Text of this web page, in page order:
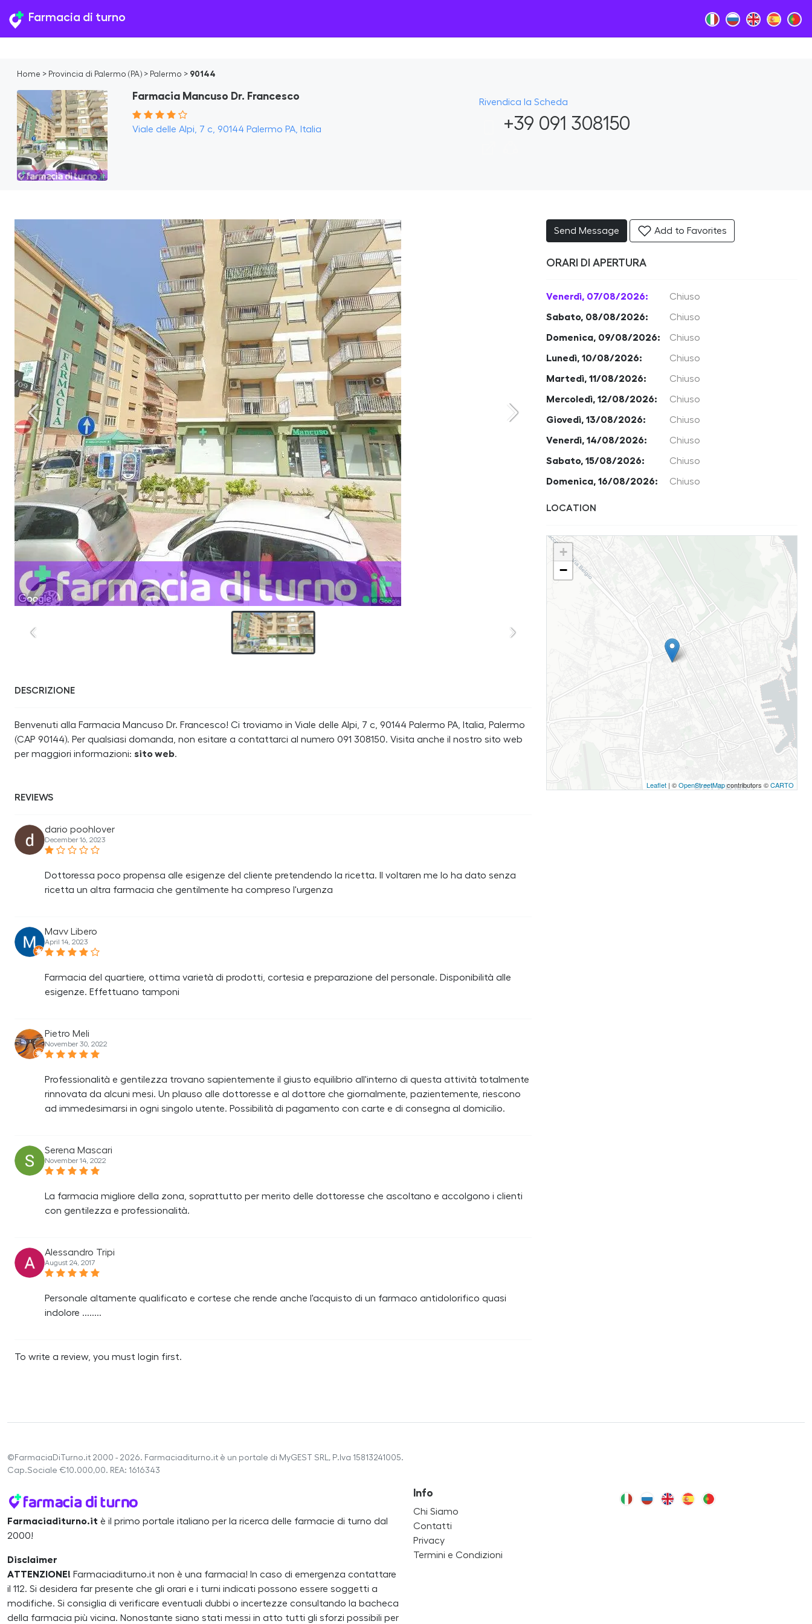
Farmacia di turno
Home > Provincia di Palermo (PA) > Palermo > 90144
Farmacia Mancuso Dr. Francesco
Viale delle Alpi, 7 c, 90144 Palermo PA, Italia
Rivendica la Scheda
+39 091 308150
DESCRIZIONE
Benvenuti alla Farmacia Mancuso Dr. Francesco! Ci troviamo in Viale delle Alpi, 7 c, 90144 Palermo PA, Italia, Palermo
(CAP 90144). Per qualsiasi domanda, non esitare a contattarci al numero 091 308150. Visita anche il nostro sito web
per maggiori informazioni: sito web.
REVIEWS
dario poohlover
December 16, 2023
Dottoressa poco propensa alle esigenze del cliente pretendendo la ricetta. Il voltaren me lo ha dato senza
ricetta un altra farmacia che gentilmente ha compreso l'urgenza
Mavv Libero
April 14, 2023
Farmacia del quartiere, ottima varietà di prodotti, cortesia e preparazione del personale. Disponibilità alle
esigenze. Effettuano tamponi
Pietro Meli
November 30, 2022
Professionalità e gentilezza trovano sapientemente il giusto equilibrio all'interno di questa attività totalmente
rinnovata da alcuni mesi. Un plauso alle dottoresse e al dottore che giornalmente, pazientemente, riescono
ad immedesimarsi in ogni singolo utente. Possibilità di pagamento con carte e di consegna al domicilio.
Serena Mascari
November 14, 2022
La farmacia migliore della zona, soprattutto per merito delle dottoresse che ascoltano e accolgono i clienti
con gentilezza e professionalità.
Alessandro Tripi
August 24, 2017
Personale altamente qualificato e cortese che rende anche l'acquisto di un farmaco antidolorifico quasi
indolore ........
To write a review, you must login first.
Send Message Add to Favorites
ORARI DI APERTURA
Venerdì, 07/08/2026: Chiuso
Sabato, 08/08/2026: Chiuso
Domenica, 09/08/2026: Chiuso
Lunedì, 10/08/2026: Chiuso
Martedì, 11/08/2026: Chiuso
Mercoledì, 12/08/2026: Chiuso
Giovedì, 13/08/2026: Chiuso
Venerdì, 14/08/2026: Chiuso
Sabato, 15/08/2026: Chiuso
Domenica, 16/08/2026: Chiuso
LOCATION
+
−
Leaflet | ©OpenStreetMapcontributors ©CARTO
©FarmaciaDiTurno.it 2000 - 2026. Farmaciaditurno.it è un portale di MyGEST SRL, P.Iva 15813241005.
Cap.Sociale €10.000,00. REA: 1616343
Farmaciaditurno.it è il primo portale italiano per la ricerca delle farmacie di turno dal
2000!
Disclaimer
ATTENZIONE! Farmaciaditurno.it non è una farmacia! In caso di emergenza contattare
il 112. Si desidera far presente che gli orari e i turni indicati possono essere soggetti a
modifiche. Si consiglia di verificare eventuali dubbi o incertezze consultando la bacheca
della farmacia più vicina. Nonostante siano stati messi in atto tutti gli sforzi possibili per
Info
Chi Siamo
Contatti
Privacy
Termini e Condizioni